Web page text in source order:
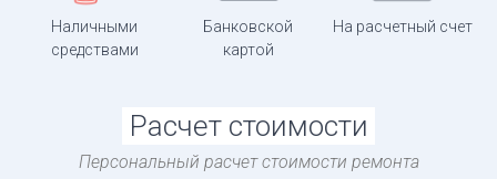
Наличными
средствами
Банковской
картой
На расчетный счет
Расчет стоимости
Персональный расчет стоимости ремонта